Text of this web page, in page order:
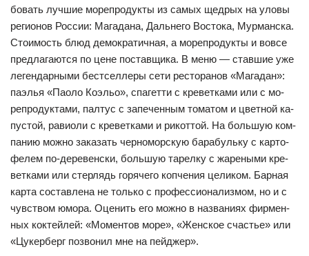
бо­вать луч­шие мо­реп­ро­дук­ты из са­мых щед­рых на уло­вы
ре­ги­онов Рос­сии: Ма­га­да­на, Даль­не­го Вос­то­ка, Мур­ман­ска.
Сто­имость блюд де­мок­ра­тич­ная, а мо­реп­ро­дук­ты и вов­се
пред­ла­га­ют­ся по це­не пос­тав­щи­ка. В ме­ню — став­шие уже
ле­ген­дар­ны­ми бес­тсел­ле­ры се­ти рес­то­ра­нов «Ма­га­дан»:
па­элья «Па­оло Ко­эльо», спа­гет­ти с кре­вет­ка­ми или с мо­
реп­ро­дук­та­ми, пал­тус с за­пе­чен­ным то­ма­том и цвет­ной ка­
пус­той, ра­ви­оли с кре­вет­ка­ми и ри­кот­той. На боль­шую ком­
па­нию мож­но за­ка­зать чер­но­мор­скую ба­ра­буль­ку с кар­то­
фе­лем по-де­ре­вен­ски, боль­шую та­рел­ку с жа­ре­ны­ми кре­
вет­ка­ми или стер­лядь го­ря­че­го коп­че­ния це­ли­ком. Бар­ная
кар­та сос­тав­ле­на не толь­ко с про­фес­си­она­лиз­мом, но и с
чувс­твом юмо­ра. Оце­нить его мож­но в наз­ва­ни­ях фир­мен­
ных кок­тей­лей: «Мо­мен­тов мо­ре», «Жен­ское счастье» или
«Цу­кер­берг поз­во­нил мне на пей­джер».